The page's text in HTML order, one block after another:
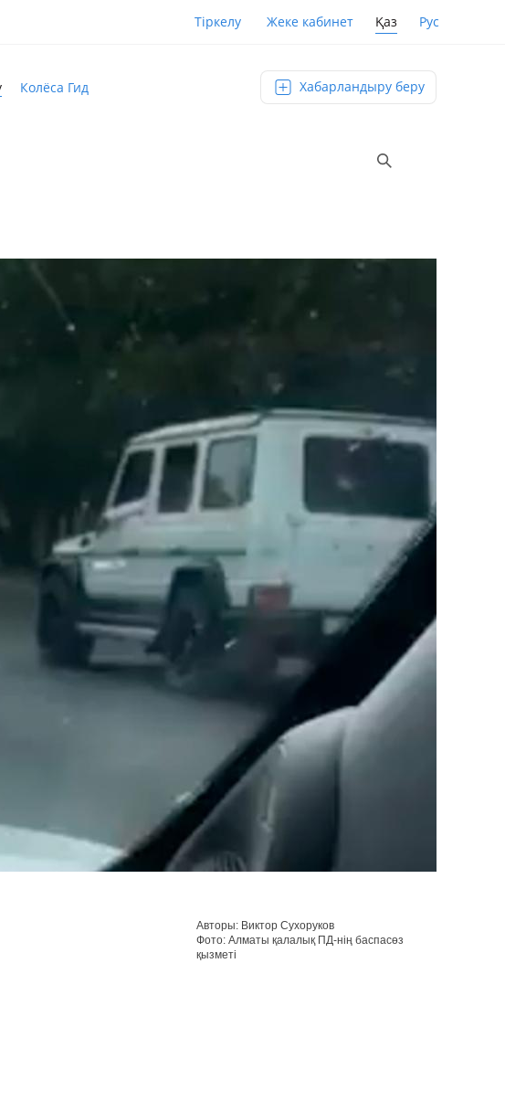
Тіркелу Жеке кабинет Қаз Рус
Колёса Гид Хабарландыру беру
Авторы: Виктор Сухоруков
Фото: Алматы қалалық ПД-нің баспасөз
қызметі